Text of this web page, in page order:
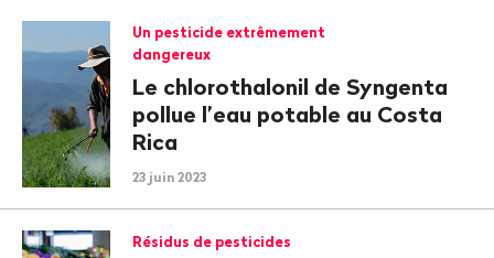
Un pesticide extrêmement
dangereux
Le chlorothalonil de Syngenta
pollue l’eau potable au Costa
Rica
23 juin 2023
Résidus de pesticides